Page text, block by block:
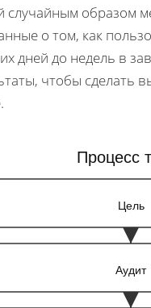
случайным
о том, как
дней до недель в
чтобы сделать
Процесс
Цель
Аудит